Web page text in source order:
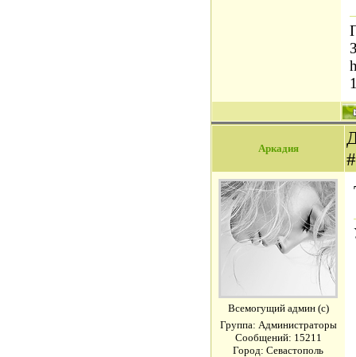
Аркадия
Всемогущий админ (с)
Группа: Администраторы
Сообщений: 15211
Город: Севастополь